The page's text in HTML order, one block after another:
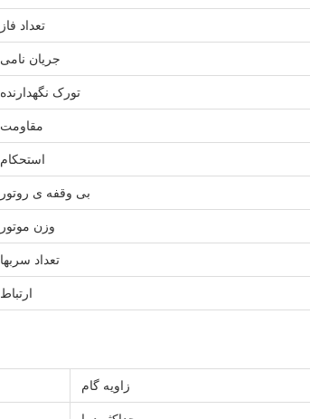
تعداد فاز
جریان نامی
تورک نگهدارنده
مقاومت
استحکام
بی وقفه ی روتور
وزن موتور
تعداد سربها
ارتباط
زاویه گام